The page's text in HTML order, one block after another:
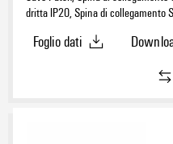
dritta IP20, Spina di collegamento
Foglio dati